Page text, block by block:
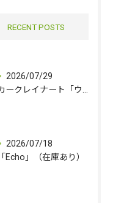
RECENT POSTS
2026/07/29
2026/07/18
「Echo」（在庫あり）